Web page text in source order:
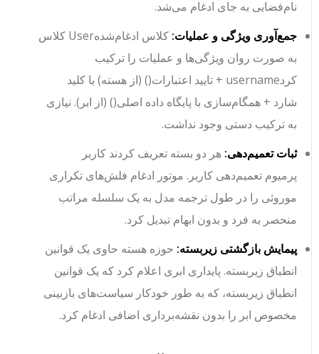
نام‌فضایی به جای ادغام می‌شد.
جمع‌آوری ویژگی و عملیات:کلاس ادغام‌شدهUserکلاس
به صورت روان ویژگی‌ها و عملیات را ترکیب
کرد username
+تایید اعتبارات()(از هسته) باکلید
شارد +همگام‌سازی با پایگاه داده اصلی()(از ابر). نیازی
به ترکیب دستی وجود نداشت.
ثبات تعمیم‌دهی:هر دو بسته تعریف کردندکاربر
پرمیومتعمیم‌دهی کاربر. موتور ادغام فلش‌های تکراری
موروثی را در طول ترجمه مدل به یک سلسله مراتب
منحصر به فرد و بدون ابهام تبدیل کرد.
پیمایش بازگشتی زیربسته:حوزه هستهحاوی یکقوانین
انطباقزیربسته.پایداری ابریاعلام کرد که یکقوانین
انطباقزیربسته، که به طور خودکار سیاست‌های بازبینی
مخصوص ابر را بدون نقشه‌برداری اضافی ادغام کرد.